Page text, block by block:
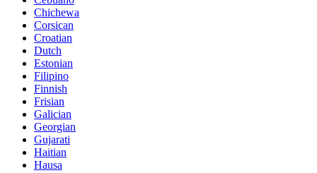
Chichewa
Corsican
Croatian
Dutch
Estonian
Filipino
Finnish
Frisian
Galician
Georgian
Gujarati
Haitian
Hausa